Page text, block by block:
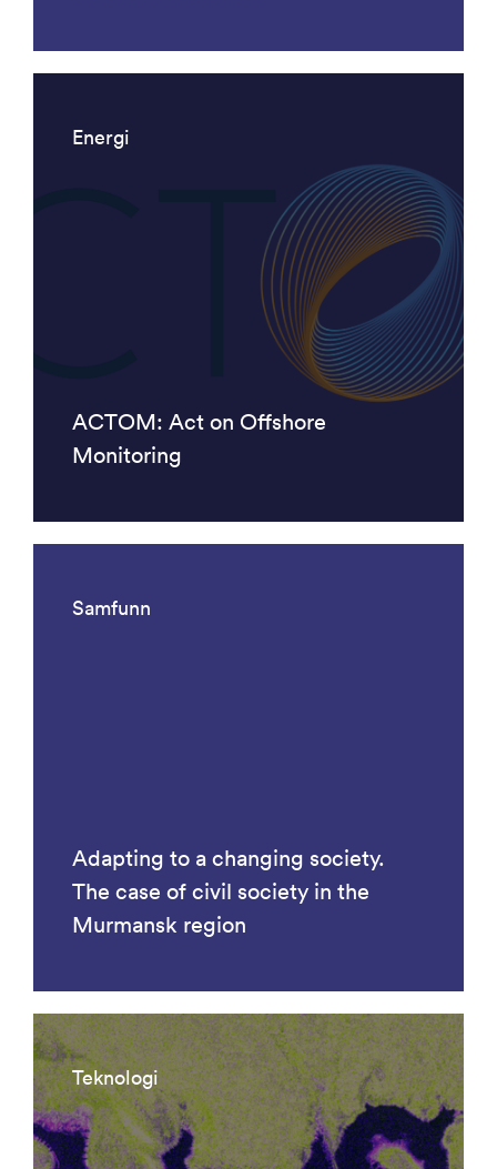
Energi
ACTOM: Act on Offshore
Monitoring
Samfunn
Adapting to a changing society.
The case of civil society in the
Murmansk region
Teknologi